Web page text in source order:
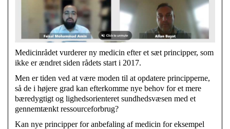
Medicinrådet vurderer ny medicin efter et sæt principper, som
ikke er ændret siden rådets start i 2017.
Men er tiden ved at være moden til at opdatere principperne,
så de i højere grad kan efterkomme nye behov for et mere
bæredygtigt og lighedsorienteret sundhedsvæsen med et
gennemtænkt ressourceforbrug?
Kan nye principper for anbefaling af medicin for eksempel